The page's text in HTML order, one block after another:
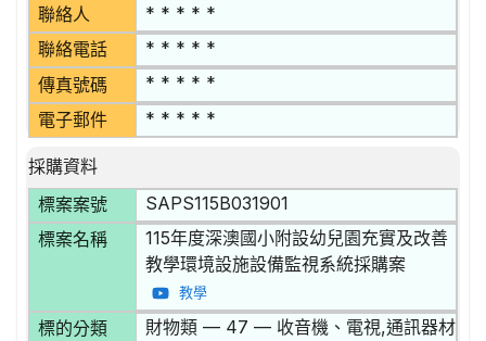
聯絡人 * * * * *
聯絡電話 * * * * *
傳真號碼 * * * * *
電子郵件 * * * * *
採購資料
標案案號
SAPS115B031901
標案名稱
115年度深澳國小附設幼兒園充實及改善
教學環境設施設備監視系統採購案
教學
標的分類
財物類 — 47 — 收音機、電視,通訊器材